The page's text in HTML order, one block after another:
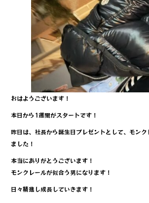
b
o
o
k
r
おはようございます！
本日から1週間がスタートです！
昨日は、社長から誕生日プレゼントとして、モン
ました！
本当にありがとうございます！
モンクレールが似合う男になります！
日々精進し成長していきます！